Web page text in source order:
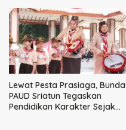
Lewat Pesta Prasiaga, Bunda
PAUD Sriatun Tegaskan
Pendidikan Karakter Sejak